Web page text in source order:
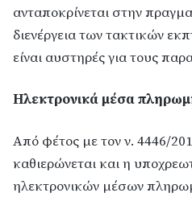
ανταποκρίνεται στην
διενέργεια των τακτικών
είναι αυστηρές για τους
Ηλεκτρονικά μέσα
Από φέτος με τον ν. 4446/
καθιερώνεται και η
ηλεκτρονικών μέσων